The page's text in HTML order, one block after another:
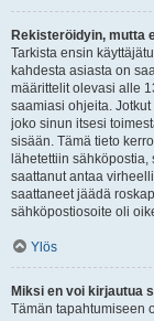
Rekisteröidyin, mutta
Tarkista ensin
kahdesta asiasta on
määrittelit olevasi alle
saamiasi ohjeita.
joko sinun itsesi
sisään. Tämä tieto
lähetettiin
saattanut antaa
saattaneet jäädä
sähköpostiosoite oli
Ylös
Miksi en voi kirjautua
Tämän tapahtumiseen